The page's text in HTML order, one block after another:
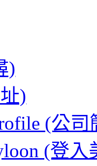
)
)
(公司
(登入